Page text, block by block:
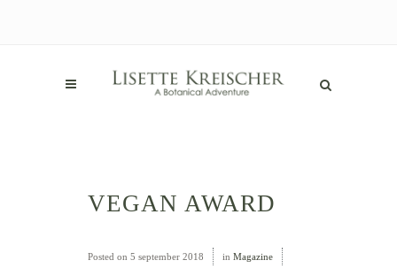
VEGAN AWARD
Posted on 5 september 2018 in Magazine